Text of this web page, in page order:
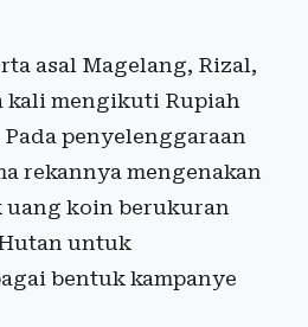
asal Magelang, Rizal,
kali mengikuti Rupiah
penyelenggaraan
rekannya mengenakan
uang koin berukuran
untuk
bentuk kampanye